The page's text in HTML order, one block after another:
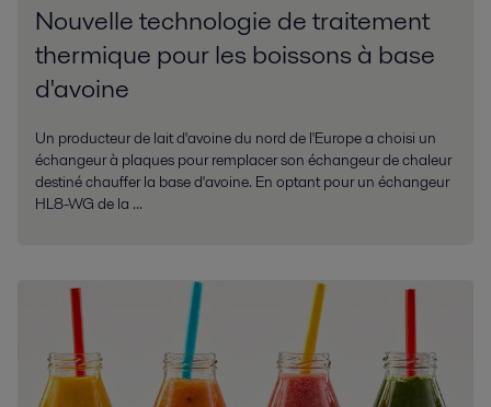
Nouvelle technologie de traitement
thermique pour les boissons à base
d'avoine
Un producteur de lait d'avoine du nord de l'Europe a choisi un
échangeur à plaques pour remplacer son échangeur de chaleur
destiné chauffer la base d'avoine. En optant pour un échangeur
HL8-WG de la ...